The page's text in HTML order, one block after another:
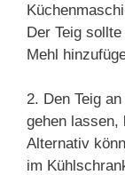
Der Teig
Mehl
2. Den Teig
gehen lassen,
Alternativ
im